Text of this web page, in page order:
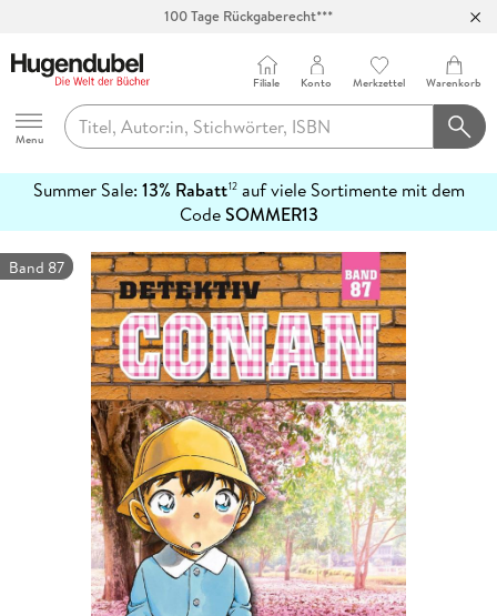
100 Tage Rückgaberecht***
Hugendubel
Menu
Filiale Konto Merkzettel Warenkorb
Summer Sale: 13% Rabatt12auf viele Sortimente mit dem
CodeSOMMER13
erfahren
Band 87